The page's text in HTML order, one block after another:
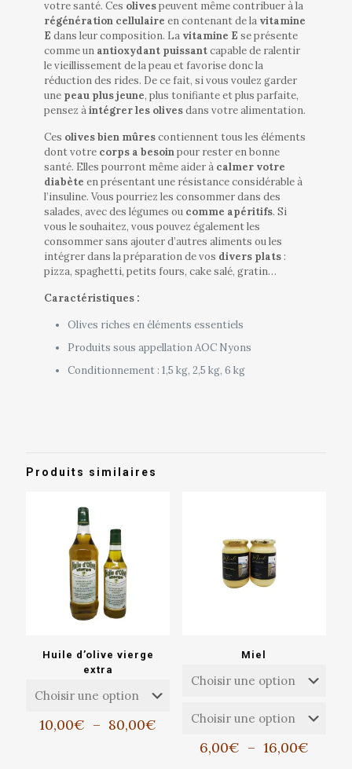
votre santé. Ces olivespeuvent même contribuer à la
régénération cellulaire en contenant de la vitamine
E dans leur composition. La vitamine E se présente
comme un antioxydant puissantcapable de ralentir
le vieillissement de la peau et favorise donc la
réduction des rides. De ce fait, si vous voulez garder
une peau plus jeune, plus tonifiante et plus parfaite,
pensez àintégrer les olivesdans votre alimentation.
Ces olives bien mûrescontiennent tous les éléments
dont votre corps a besoinpour rester en bonne
santé. Elles pourront même aider à calmer votre
diabète en présentant une résistance considérable à
l’insuline. Vous pourriez les consommer dans des
salades, avec des légumes ou comme apéritifs. Si
vous le souhaitez, vous pouvez également les
consommer sans ajouter d’autres aliments ou les
intégrer dans la préparation de vos divers plats :
pizza, spaghetti, petits fours, cake salé, gratin…
Caractéristiques :
Olives riches en éléments essentiels
Produits sous appellation AOC Nyons
Conditionnement : 1,5 kg, 2,5 kg, 6 kg
Produits similaires
Huile d’olive vierge
extra
10,00€ – 80,00€ Plage
Miel
6,00€ – 16,00€Plage